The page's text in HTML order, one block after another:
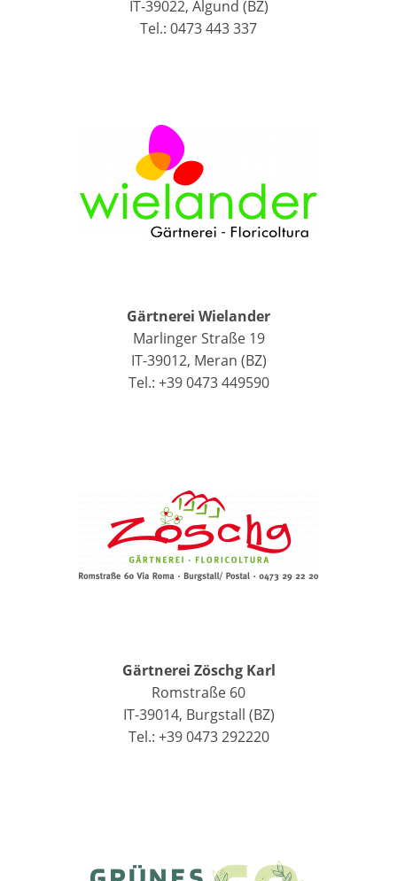
IT-39022, Algund (BZ)
Tel.: 0473 443 337
Gärtnerei Wielander
Marlinger Straße 19
IT-39012, Meran (BZ)
Tel.: +39 0473 449590
Gärtnerei Zöschg Karl
Romstraße 60
IT-39014, Burgstall (BZ)
Tel.: +39 0473 292220